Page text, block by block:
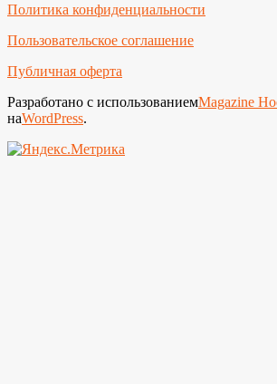
Политика конфиденциальности
Пользовательское соглашение
Публичная оферта
Разработано с использованиемMagazine
наWordPress.